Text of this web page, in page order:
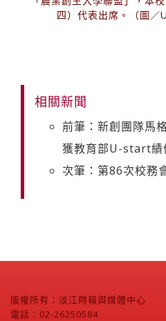
四）代表出席。（圖／
相關新聞
前筆：新創團隊馬
獲教育部U-start績
次筆：第86次校務
版權所有：淡江時報與媒體中心
電話：02-26250584